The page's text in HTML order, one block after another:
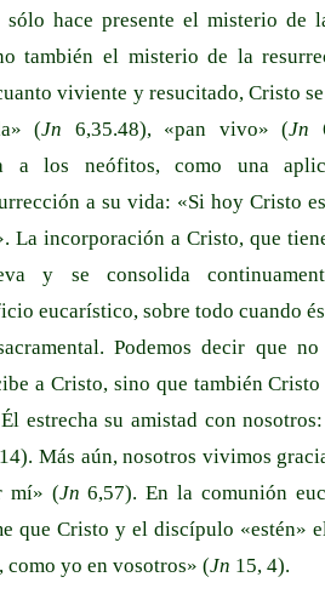
hace presente el misterio de
también el misterio de la
viviente y resucitado, Cristo
(Jn 6,35.48), «pan vivo» (Jn
a los neófitos, como una
a su vida: «Si hoy Cristo
La incorporación a Cristo, que
y se consolida
eucarístico, sobre todo cuando
Podemos decir que no
a Cristo, sino que también
estrecha su amistad con
Más aún, nosotros vivimos
mí» (Jn 6,57). En la comunión
que Cristo y el discípulo «estén»
como yo en vosotros» (Jn 15, 4).